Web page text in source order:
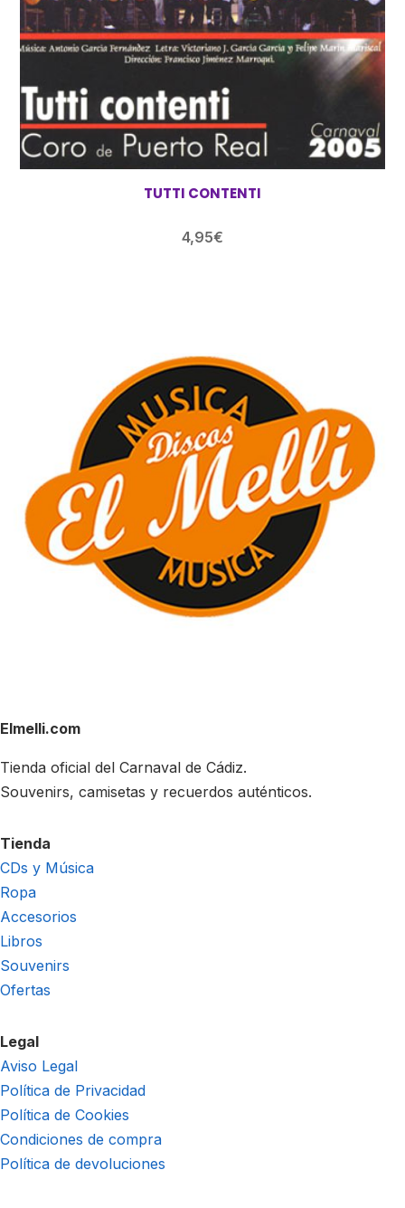
TUTTI CONTENTI
4,95€
Elmelli.com
Tienda oficial del Carnaval de Cádiz.
Souvenirs, camisetas y recuerdos auténticos.
Tienda
CDs y Música
Ropa
Accesorios
Libros
Souvenirs
Ofertas
Legal
Aviso Legal
Política de Privacidad
Política de Cookies
Condiciones de compra
Política de devoluciones